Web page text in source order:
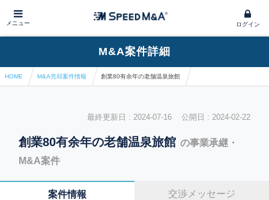
メニュー ログイン
M&A案件詳細
HOME M&A売却案件情報 創業80有余年の老舗温泉旅館
最終更新日 : 2024-07-16 公開日 : 2024-02-22
創業80有余年の老舗温泉旅館 の事業承継・
M&A案件
案件情報 交渉メッセージ